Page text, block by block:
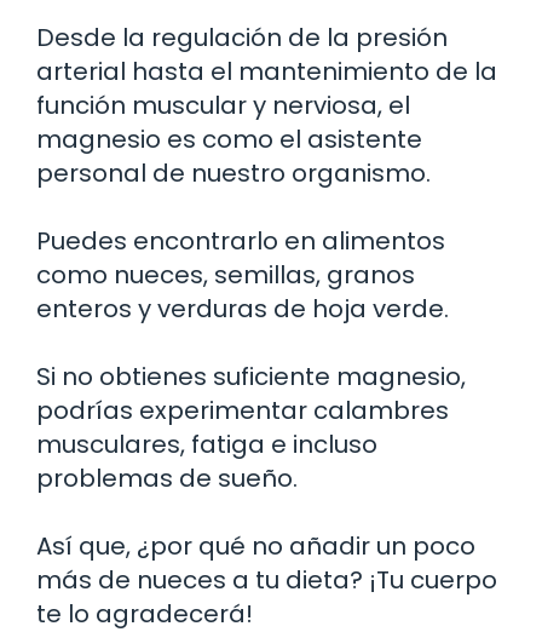
Desde la regulación de la presión
arterial hasta el mantenimiento de la
función muscular y nerviosa, el
magnesio es como el asistente
personal de nuestro organismo.
Puedes encontrarlo en alimentos
como nueces, semillas, granos
enteros y verduras de hoja verde.
Si no obtienes suficiente magnesio,
podrías experimentar calambres
musculares, fatiga e incluso
problemas de sueño.
Así que, ¿por qué no añadir un poco
más de nueces a tu dieta? ¡Tu cuerpo
te lo agradecerá!